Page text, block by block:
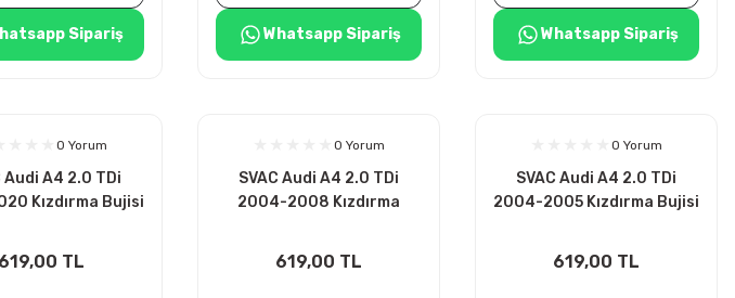
Sipariş Whatsapp Sipariş Whatsapp Sipariş
0 Yorum
Audi A4 2.0 TDi
Kızdırma Bujisi
619,00 TL
0 Yorum
SVAC Audi A4 2.0 TDi
2004-2008 Kızdırma
619,00 TL
0 Yorum
SVAC Audi A4 2.0 TDi
2004-2005 Kızdırma Bujisi
619,00 TL